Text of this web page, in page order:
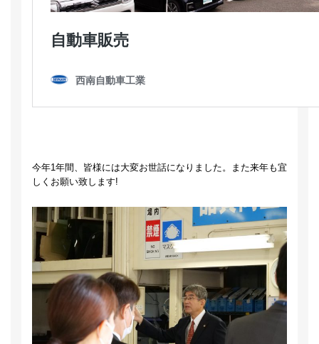
今年1年間、皆様には大変お世話になりました。また来年も宜
しくお願い致します!